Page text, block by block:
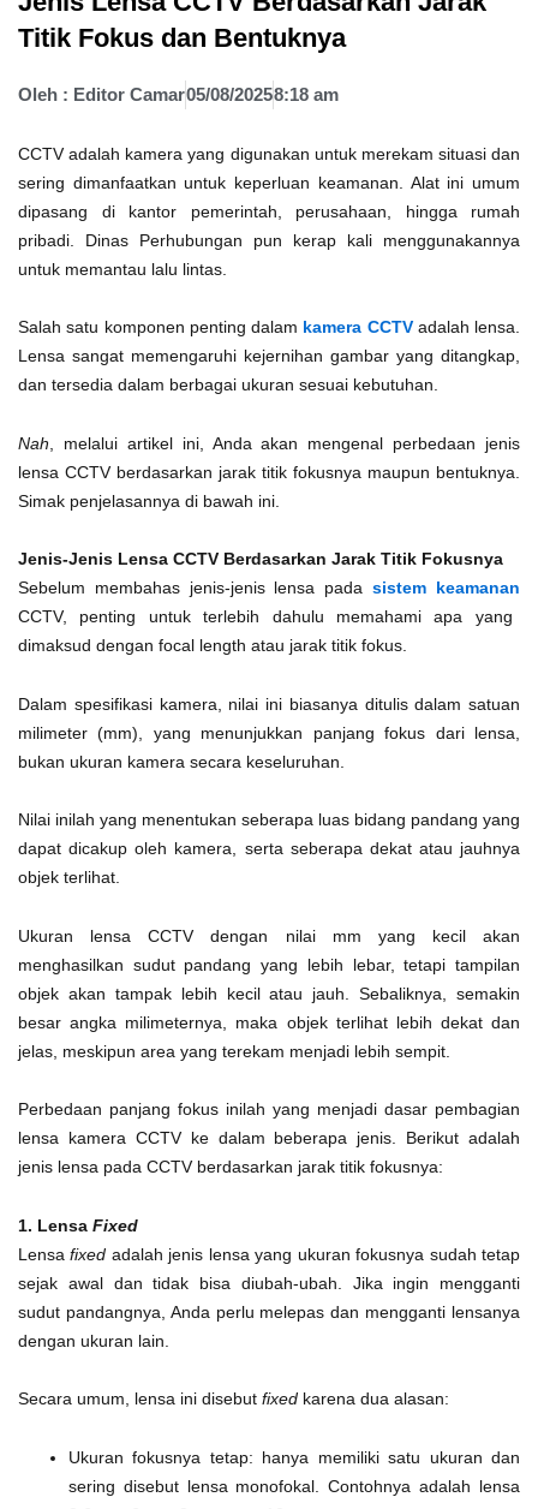
Titik Fokus dan Bentuknya
Oleh : Editor Camar05/08/20258:18 am
CCTV adalah kamera yang digunakan untuk merekam situasi dan
sering dimanfaatkan untuk keperluan keamanan. Alat ini umum
dipasang di kantor pemerintah, perusahaan, hingga rumah
pribadi. Dinas Perhubungan pun kerap kali menggunakannya
untuk memantau lalu lintas.
Salah satu komponen penting dalam kamera CCTVadalah lensa.
Lensa sangat memengaruhi kejernihan gambar yang ditangkap,
dan tersedia dalam berbagai ukuran sesuai kebutuhan.
Nah , melalui artikel ini, Anda akan mengenal perbedaan jenis
lensa CCTV berdasarkan jarak titik fokusnya maupun bentuknya.
Simak penjelasannya di bawah ini.
Jenis-Jenis Lensa CCTV Berdasarkan Jarak Titik Fokusnya
Sebelum membahas jenis-jenis lensa padasistem keamanan
CCTV, penting untuk terlebih dahulu memahami apa yang
dimaksud dengan focal length atau jarak titik fokus.
Dalam spesifikasi kamera, nilai ini biasanya ditulis dalam satuan
milimeter (mm), yang menunjukkan panjang fokus dari lensa,
bukan ukuran kamera secara keseluruhan.
Nilai inilah yang menentukan seberapa luas bidang pandang yang
dapat dicakup oleh kamera, serta seberapa dekat atau jauhnya
objek terlihat.
Ukuran lensa CCTV dengan nilai mm yang kecil akan
menghasilkan sudut pandang yang lebih lebar, tetapi tampilan
objek akan tampak lebih kecil atau jauh. Sebaliknya, semakin
besar angka milimeternya, maka objek terlihat lebih dekat dan
jelas, meskipun area yang terekam menjadi lebih sempit.
Perbedaan panjang fokus inilah yang menjadi dasar pembagian
lensa kamera CCTV ke dalam beberapa jenis. Berikut adalah
jenis lensa pada CCTV berdasarkan jarak titik fokusnya:
1. Lensa Fixed
Lensafixed adalah jenis lensa yang ukuran fokusnya sudah tetap
sejak awal dan tidak bisa diubah-ubah. Jika ingin mengganti
sudut pandangnya, Anda perlu melepas dan mengganti lensanya
dengan ukuran lain.
Secara umum, lensa ini disebut fixed karena dua alasan:
Ukuran fokusnya tetap: hanya memiliki satu ukuran dan
sering disebut lensa monofokal. Contohnya adalah lensa